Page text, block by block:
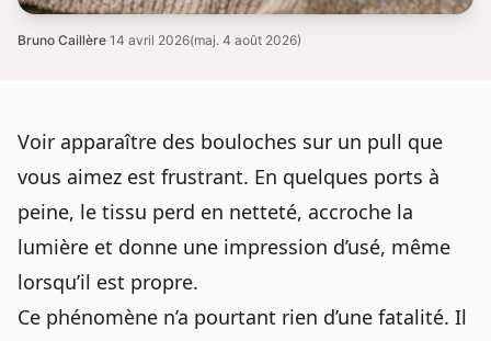
Bruno Caillère·14 avril 2026(maj. 4 août 2026)
Voir apparaître des bouloches sur un pull que
vous aimez est frustrant. En quelques ports à
peine, le tissu perd en netteté, accroche la
lumière et donne une impression d’usé, même
lorsqu’il est propre.
Ce phénomène n’a pourtant rien d’une fatalité. Il